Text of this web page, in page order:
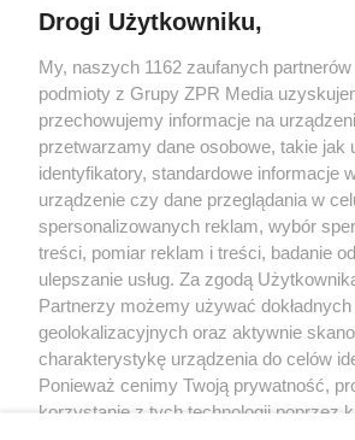
Żaden utwór zamieszczony w serwisie nie może
rozpowszechniany lub dalej rozpowszechniany w
tym także elektroniczny lub mechaniczny) na
eksploatacji w jakiejkolwiek formie, włącznie z
bez pisemnej zgody właściciela praw. Jakiekolwiek
wykorzystanie utworów w całości lub w części z
bez właściwej zgody, jest zabronione pod groźbą
prawnie.
O nas
Drogi Użytkowniku,
My, naszych 1162 zaufanych
podmioty z Grupy ZPR Media
przechowujemy informacje na
przetwarzamy dane osobowe, takie jak
identyfikatory, standardowe informacje
urządzenie czy dane przeglądania w
spersonalizowanych reklam, wybór
treści, pomiar reklam i treści, badanie
ulepszanie usług. Za zgodą
Partnerzy możemy używać
geolokalizacyjnych oraz aktywnie
charakterystykę urządzenia do celów
Ponieważ cenimy Twoją prywatność,
korzystanie z tych technologii poprzez